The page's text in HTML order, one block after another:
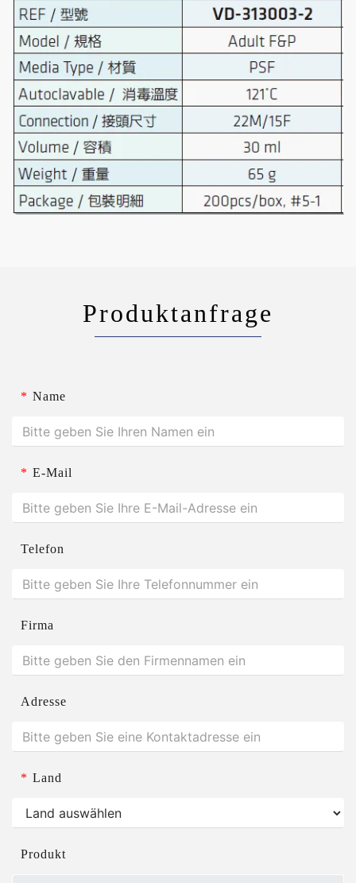
Produktanfrage
* Name
* E-Mail
Telefon
Firma
Adresse
* Land
Produkt